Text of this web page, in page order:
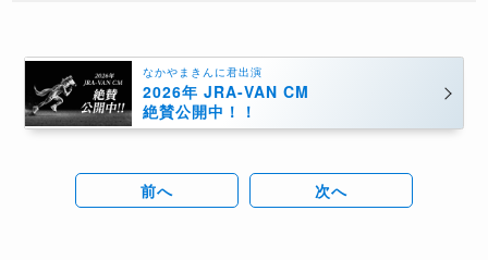
なかやまきんに君出演
2026年 JRA-VAN CM
絶賛公開中！！
前へ 次へ